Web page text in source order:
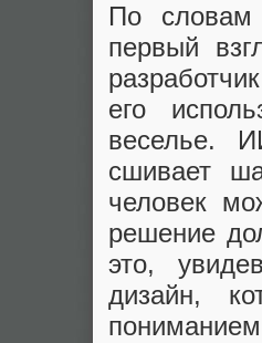
По словам
первый
его
веселье.
сшивает
человек
решение
это,
дизайн,